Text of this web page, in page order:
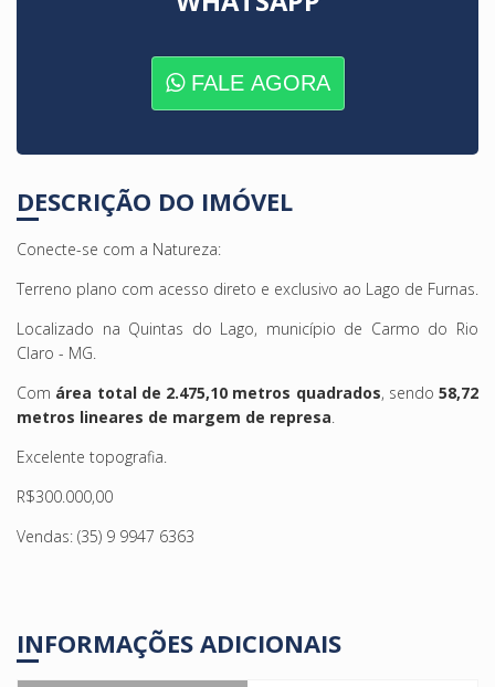
FALE AGORA
DESCRIÇÃO DO IMÓVEL
Conecte-se com a Natureza:
Terreno plano com acesso direto e exclusivo ao Lago de Furnas.
Localizado na Quintas do Lago, município de Carmo do Rio
Claro - MG.
Com área total de 2.475,10 metros quadrados, sendo 58,72
metros lineares de margem de represa
Excelente topografia.
R$300.000,00
Vendas: (35) 9 9947 6363
INFORMAÇÕES ADICIONAIS